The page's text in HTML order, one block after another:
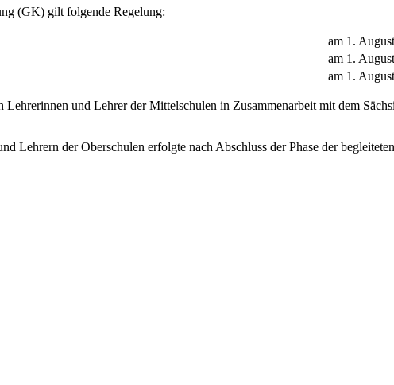
(GK) gilt folgende Regelung:
am 1.
am 1.
am 1.
und Lehrer der Mittelschulen in Zusammenarbeit mit dem
Lehrern der Oberschulen erfolgte nach Abschluss der Phase der